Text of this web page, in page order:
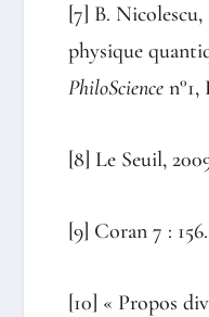
[7] B.
physique
PhiloSciencen°1,
[8] Le Seuil,
[9] Coran 7 : 156.
[10] « Propos